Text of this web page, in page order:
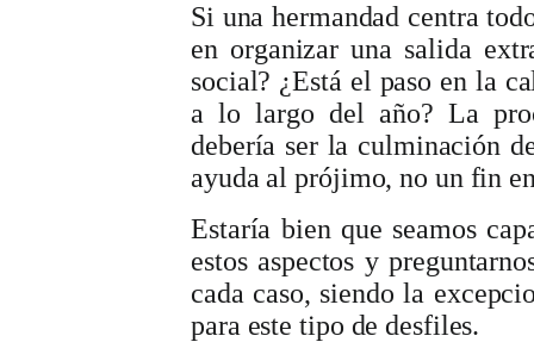
Si una hermandad centra
en organizar una salida
social? ¿Está el paso en la
a lo largo del año? La
debería ser la culminación
ayuda al prójimo, no un fin
Estaría bien que seamos
estos aspectos y
cada caso, siendo la
para este tipo de desfiles.